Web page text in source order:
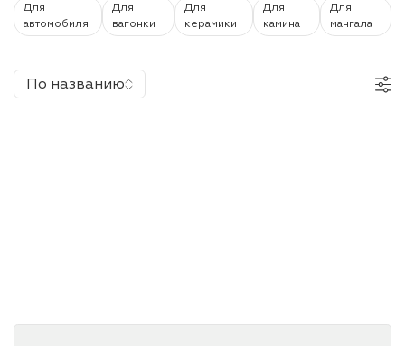
и дачи
бетону,
Для
автомобиля
Для
вагонки
Для
керамики
Для
камина
Для
мангала
По названию